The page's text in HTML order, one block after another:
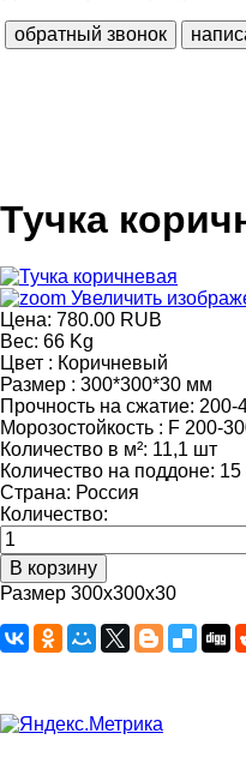
обратный звонок
Тучка
Увеличить
Цена: 780.00 RUB
Вес: 66 Kg
Цвет : Коричневый
Размер : 300*300*30 мм
Прочность на сжатие: 200-
Морозостойкость : F 200-
Количество в м²: 11,1 шт
Количество на поддоне: 15
Страна: Россия
Количество:
Размер 300х300х30